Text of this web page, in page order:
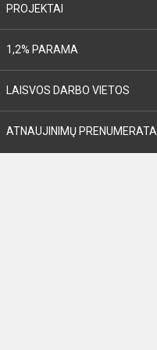
PROJEKTAI
1,2% PARAMA
LAISVOS DARBO VIETOS
ATNAUJINIMŲ PRENUMERATA